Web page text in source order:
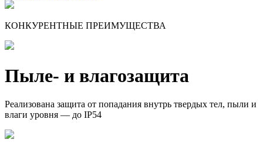
КОНКУРЕНТНЫЕ ПРЕИМУЩЕСТВА
Пыле- и влагозащита
Реализована защита от попадания внутрь твердых тел, пыли и
влаги уровня — до IP54